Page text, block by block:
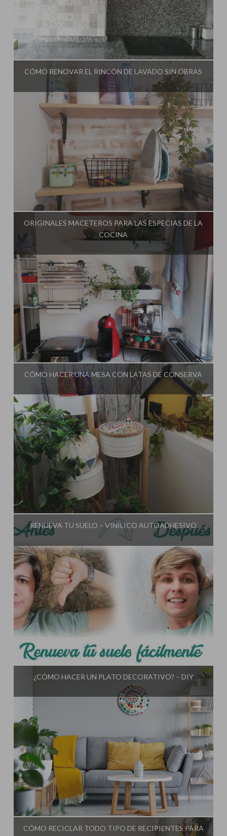
Influencer:El Taller de Ire
CÓMO RENOVAR EL RINCÓN DE LAVADO SIN OBRAS
Influencer: El Taller de Ire
ORIGINALES MACETEROS PARA LAS ESPECIAS DE LA
COCINA
Influencer:El Taller de Ire
CÓMO HACER UNA MESA CON LATAS DE CONSERVA
Influencer: El Taller de Ire
RENUEVA TU SUELO – VINÍLICO AUTOADHESIVO
Influencer:El Taller de Ire
¿CÓMO HACER UN PLATO DECORATIVO? – DIY
Influencer:El Taller de Ire
CÓMO RECICLAR TODO TIPO DE RECIPIENTES PARA